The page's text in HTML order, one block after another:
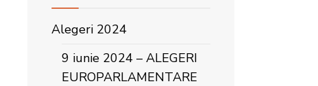
Alegeri 2024
9 iunie 2024 – ALEGERI
EUROPARLAMENTARE